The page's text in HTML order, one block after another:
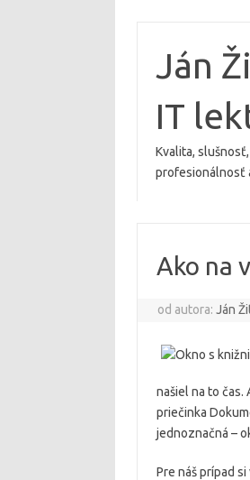
obsahJán
IT
Kvalita,
profesionálnosť
Ako na
od autora:Ján
našiel na to čas.
priečinka
jednoznačná –
Pre náš prípad